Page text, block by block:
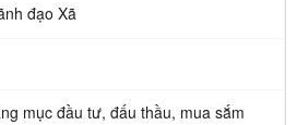
đạo Xã
mục đầu tư, đấu thầu, mua sắm